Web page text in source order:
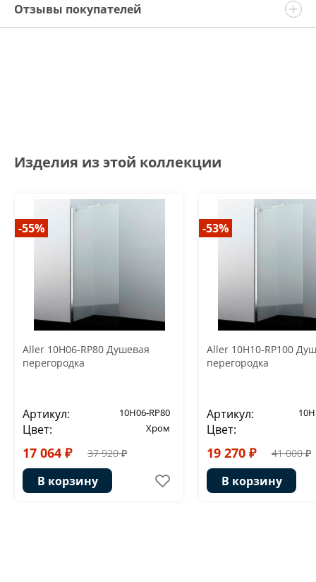
Отзывы покупателей
Изделия из этой коллекции
-55%
Aller 10H06-RP80 Душевая
перегородка
Артикул: 10H06-RP80
Цвет: Хром
17 064 ₽ 37 920 ₽
В корзину
-53%
Aller 10H10-RP100
перегородка
Артикул:
Цвет:
19 270 ₽ 41 000 ₽
В корзину